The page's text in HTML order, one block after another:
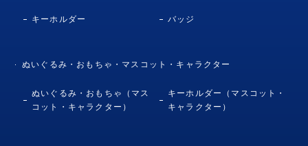
キーホルダー バッジ
ぬいぐるみ・おもちゃ・マスコット・キャラクター
ぬいぐるみ・おもちゃ（マス
コット・キャラクター）
キーホルダー（マスコット・
キャラクター）